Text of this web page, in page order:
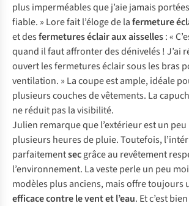
plus imperméables que j’aie jamais
fiable. » Lore fait l’éloge de lafermeture
et desfermetures éclair aux aisselles: «
quand il faut affronter des dénivelés ! J’ai
ouvert les fermetures éclair sous les bras
ventilation. » La coupe est ample, idéale
plusieurs couches de vêtements. La
ne réduit pas la visibilité.
Julien remarque que l’extérieur est un
plusieurs heures de pluie. Toutefois,
parfaitementsecgrâce au revêtement
l’environnement. La veste perle un peu
modèles plus anciens, mais offre toujours
efficace contre le vent et l’eau. Et c’est